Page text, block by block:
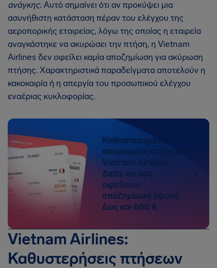
ανάγκης. Αυτό σημαίνει ότι αν προκύψει μια
ασυνήθιστη κατάσταση πέραν του ελέγχου της
αεροπορικής εταιρείας, λόγω της οποίας η εταιρεία
αναγκάστηκε να ακυρώσει την πτήση, η Vietnam
Airlines δεν οφείλει καμία αποζημίωση για ακύρωση
πτήσης. Χαρακτηριστικά παραδείγματα αποτελούν η
κακοκαιρία ή η απεργία του προσωπικού ελέγχου
εναέριας κυκλοφορίας.
Καθυστερημένη ή
ακυρωμένη πτήση με
Vietnam Airlines;
Δείτε αν σας
οφείλουν
αποζημίωση ύψους
έως και 600 €
Vietnam Airlines:
Καθυστερήσεις πτήσεων